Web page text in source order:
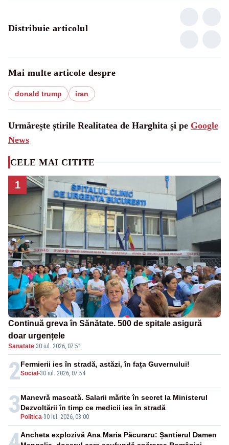
Distribuie articolul
Mai multe articole despre
donald trump iran
Urmărește știrile Realitatea de Harghita și pe Google
News
CELE MAI CITITE
1
Continuă greva în Sănătate. 500 de spitale asigură
doar urgențele
Sanatate·30 iul. 2026, 07:51
2Social -30 iul. 2026, 07:54
Fermierii ies în stradă, astăzi, în fața Guvernului!
3 Politica-30 iul. 2026, 08:00
Manevră mascată. Salarii mărite în secret la Ministerul
Dezvoltării în timp ce medicii ies în stradă
Ancheta explozivă Ana Maria Păcuraru: Șantierul Damen